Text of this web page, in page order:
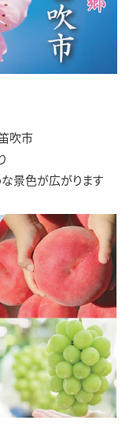
吹市
な景色が広がります